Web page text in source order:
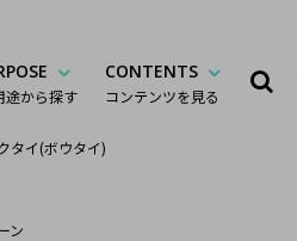
途から探す
CONTENTS
コンテンツを見る
タイ(ボウタイ)
ン